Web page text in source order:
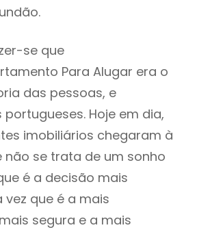
se que
Para Alugar era o
das pessoas, e
Hoje em dia,
imobiliários chegaram à
não se trata de um sonho
é a decisão mais
que é a mais
segura e a mais